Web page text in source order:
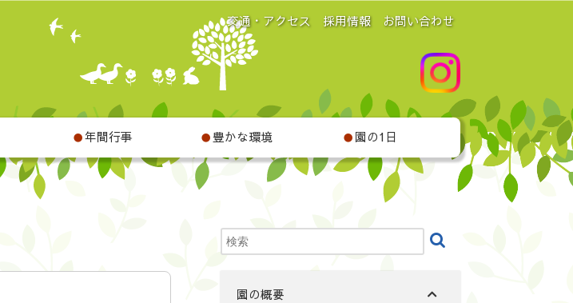
交通・アクセス 採用情報 お問い合わせ
●年間行事 ●豊かな環境 ● 園の1日
園の概要